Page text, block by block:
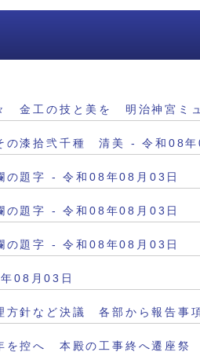
金工の技と美を 明治神宮ミ
の漆拾弐千種 清美 - 令和08年
の題字 - 令和08年08月03日
の題字 - 令和08年08月03日
の題字 - 令和08年08月03日
08月03日
方針など決議 各部から報告
を控へ 本殿の工事終へ遷座